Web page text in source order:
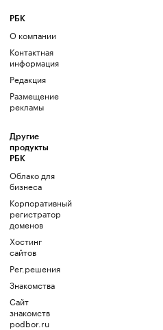
РБК
О компании
Контактная
информация
Редакция
Размещение
рекламы
Другие
продукты
РБК
Облако для
бизнеса
Корпоративный
регистратор
доменов
Хостинг
сайтов
Рег.решения
Знакомства
Сайт
знакомств
podbor.ru